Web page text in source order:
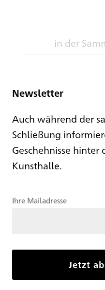
Newsletter
Auch während der
Schließung
Geschehnisse hinter
Kunsthalle.
Ihre Mailadresse